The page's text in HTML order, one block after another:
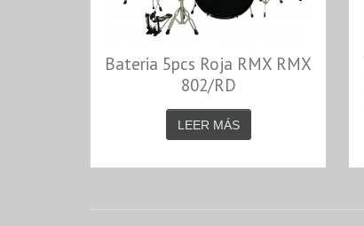
Bateria 5pcs Roja RMX RMX
802/RD
LEER MÁS